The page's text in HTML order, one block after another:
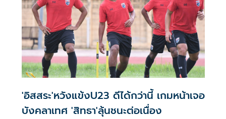
'อิสสระ'หวังแข้งU23 ดีได้กว่านี้ เกมหน้าเจอ
บังคลาเทศ 'สิทธา'ลุ้นชนะต่อเนื่อง